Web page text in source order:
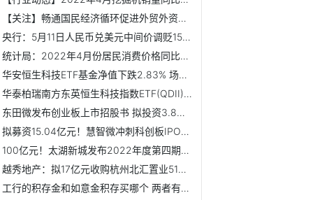
【关注】畅通国民经济循环促进外贸外资发展
央行：5月11日人民币兑美元中间价调贬156个基点
统计局：2022年4月份居民消费价格同比上涨2.1%
华安恒生科技ETF基金净值下跌2.83% 场内价格溢价率为0.16%
华泰柏瑞南方东英恒生科技指数ETF(QDII)基金净值下跌3.08% ...
东田微发布创业板上市招股书 拟投资3.8亿元用于光学研发项目
拟募资15.04亿元！慧智微冲刺科创板IPO获上交所受理
100亿元！太湖新城发布2022年度第四期中期票据发行公告
越秀地产：拟17亿元收购杭州北汇置业51%股权及卖方贷款
工行的积存金和如意金积存买哪个 两者有何区别？